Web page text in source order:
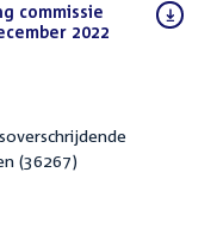
commissie
2022
(36267)